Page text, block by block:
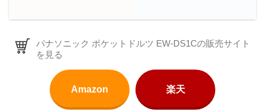
パナソニック ポケットドルツ EW-DS1Cの販売サイト
を見る
Amazon 楽天